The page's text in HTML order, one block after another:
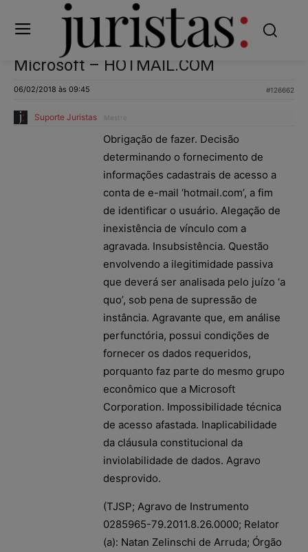
Microsoft – HOTMAIL.COM
06/02/2018 às 09:45 #126662
Suporte Juristas Mestre
Obrigação de fazer. Decisão
determinando o fornecimento de
informações cadastrais de acesso a
conta de e-mail ‘hotmail.com’, a fim
de identificar o usuário. Alegação de
inexistência de vínculo com a
agravada. Insubsistência. Questão
envolvendo a ilegitimidade passiva
que deverá ser analisada pelo juízo ‘a
quo’, sob pena de supressão de
instância. Agravante que, em análise
perfunctória, possui condições de
fornecer os dados requeridos,
porquanto faz parte do mesmo grupo
econômico que a Microsoft
Corporation. Impossibilidade técnica
de acesso afastada. Inaplicabilidade
da cláusula constitucional da
inviolabilidade de dados. Agravo
desprovido.
(TJSP; Agravo de Instrumento
0285965-79.2011.8.26.0000; Relator
(a): Natan Zelinschi de Arruda; Órgão